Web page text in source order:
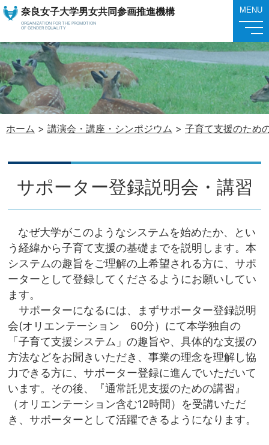
奈良女子大学男女共同参画推進機構
ORGANIZATION FOR THE PROMOTION
OF GENDER EQUALITY
MENU
ホーム > 講演会・講座・シンポジウム > 子育て支援のため
サポーター登録説明会・講習
なぜ大学がこのようなシステムを始めたか、とい
う経緯から子育て支援の基礎までを説明します。本
システムの趣旨をご理解の上希望される方に、サポ
ーターとして登録してくださるようにお願いしてい
ます。
サポーターになるには、まずサポーター登録説明
会(オリエンテーション 60分）にて本学独自の
「子育て支援システム」の趣旨や、具体的な支援の
方法などをお聞きいただき、事業の理念を理解し協
力できる方に、サポーター登録に進んでいただいて
います。その後、『通常託児支援のための講習』
（オリエンテーション含む12時間）を受講いただ
き、サポーターとして活躍できるようになります。